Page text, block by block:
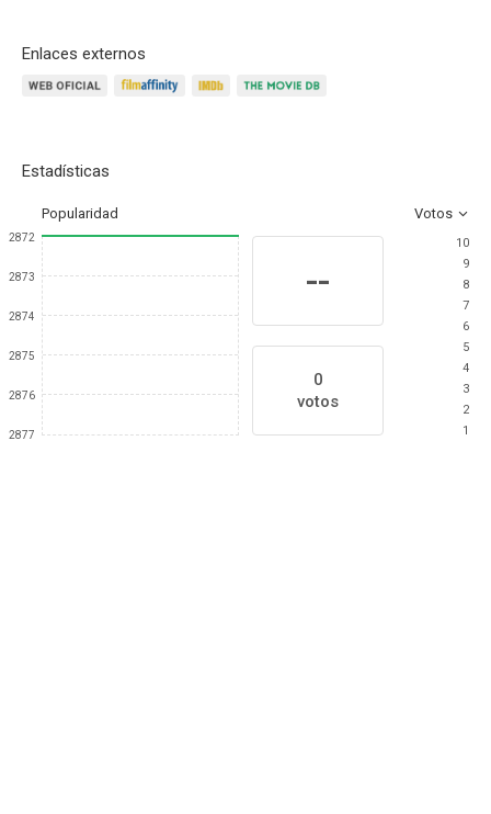
Enlaces externos
Estadísticas
Popularidad Votos
2872
2873
2874
2875
2876
2877
--
0
votos
10
9
8
7
6
5
4
3
2
1